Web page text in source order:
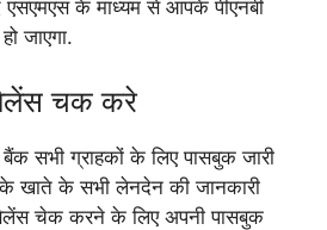
के माध्यम से आपके पीएनबी
जाएगा.
चक करे
सभी ग्राहकों के लिए पासबुक जारी
खाते के सभी लेनदेन की जानकारी
चेक करने के लिए अपनी पासबुक